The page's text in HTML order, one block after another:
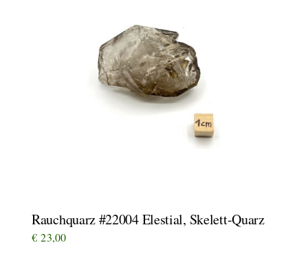
Rauchquarz #22004 Elestial, Skelett-Quarz
€ 23,00